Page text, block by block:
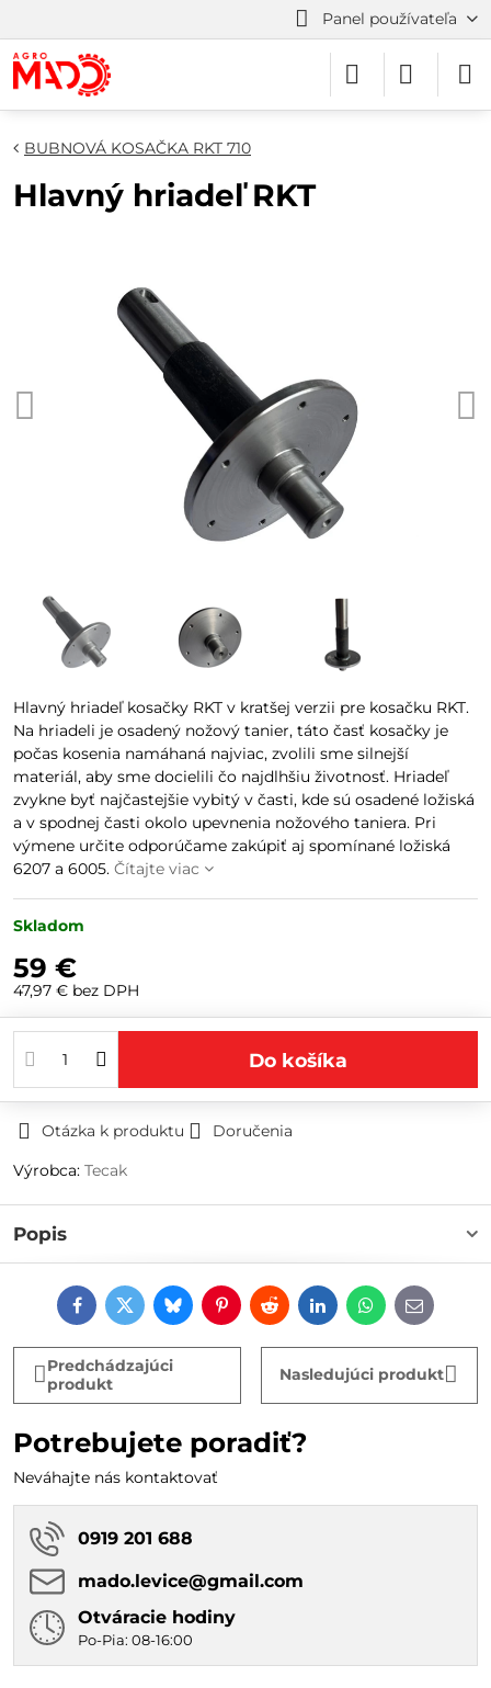
Panel používateľa
BUBNOVÁ KOSAČKA RKT 710
Hlavný hriadeľ RKT
Hlavný hriadeľ kosačky RKT v kratšej verzii pre kosačku RKT.
Na hriadeli je osadený nožový tanier, táto časť kosačky je
počas kosenia namáhaná najviac, zvolili sme silnejší
materiál, aby sme docielili čo najdlhšiu životnosť. Hriadeľ
zvykne byť najčastejšie vybitý v časti, kde sú osadené ložiská
a v spodnej časti okolo upevnenia nožového taniera. Pri
výmene určite odporúčame zakúpiť aj spomínané ložiská
6207 a 6005. Čítajte viac
Skladom
59 €
47,97 € bez DPH
Do košíka
Otázka k produktu
Doručenia
Výrobca: Tecak
Popis
FacebookTwitterBlueskyPinterestRedditLinkedInWhatsApp
E-
mail
Predchádzajúci
produkt
Nasledujúci produkt
Potrebujete poradiť?
Neváhajte nás kontaktovať
0919 201 688
mado​.levice​@gmail​.com
Otváracie hodiny
Po-Pia: 08-16:00